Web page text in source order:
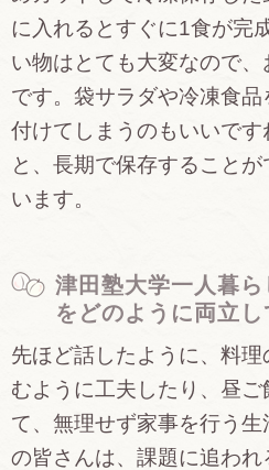
に入れるとすぐに1食が完
い物はとても大変なので
です。袋サラダや冷凍食
付けてしまうのもいいです
と、長期で保存すること
います。
津田塾大学一人暮
をどのように両立し
先ほど話したように、料
むように工夫したり、昼
て、無理せず家事を行う
の皆さんは、課題に追わ